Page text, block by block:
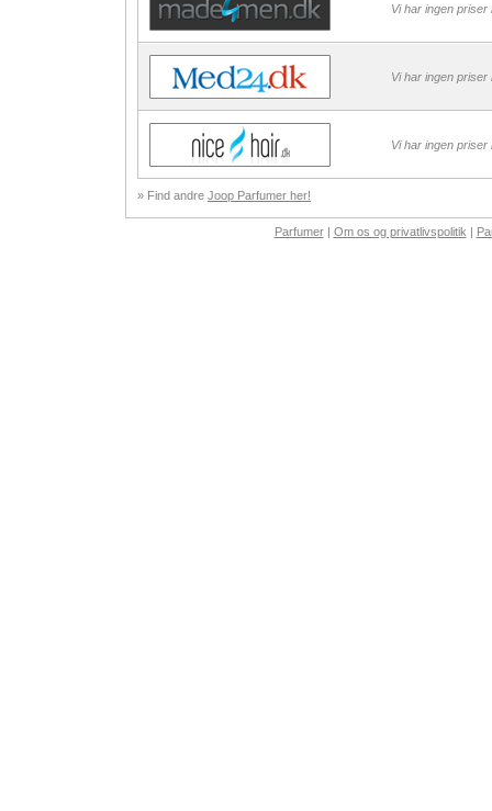
Vi har ingen
Vi har ingen
Vi har ingen
» Find andre Joop Parfumer her!
Parfumer| Om os og privatlivspolitik |